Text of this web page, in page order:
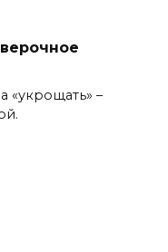
«укрощать» –